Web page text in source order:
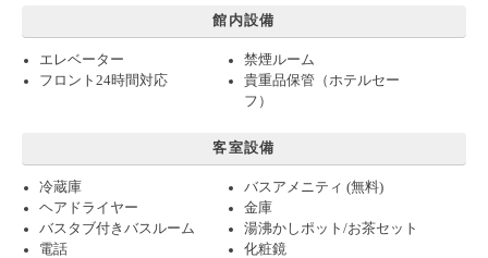
館内設備
エレベーター
禁煙ルーム
フロント24時間対応
貴重品保管（ホテルセー
フ）
客室設備
冷蔵庫
バスアメニティ (無料)
ヘアドライヤー
金庫
バスタブ付きバスルーム
湯沸かしポット/お茶セット
電話
化粧鏡